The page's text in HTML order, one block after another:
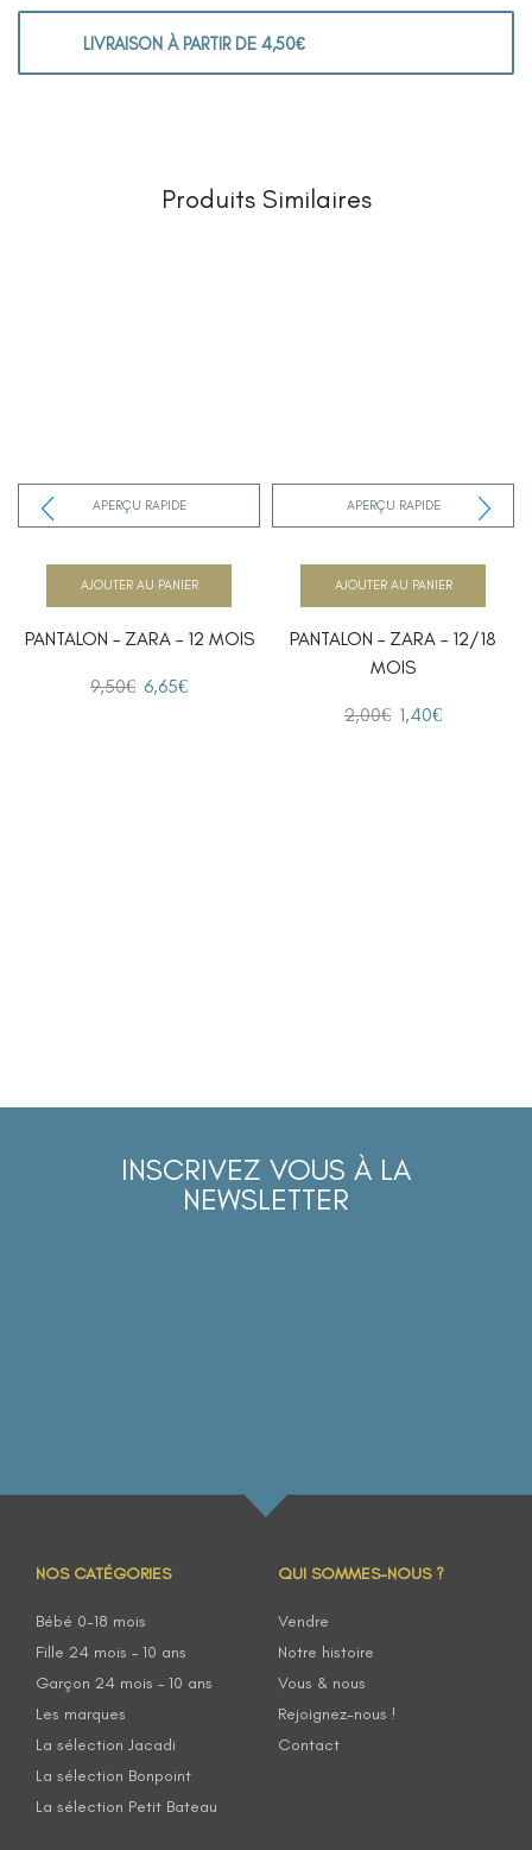
LIVRAISON À PARTIR DE 4,50€
Produits Similaires
APERÇU RAPIDE
PANTALON – ZARA – 12 MOIS
9,50€ 6,65€
AJOUTER AU PANIER
APERÇU RAPIDE
PANTALON – ZARA – 12/18
MOIS
2,00€ 1,40€
AJOUTER AU PANIER
INSCRIVEZ VOUS À LA
NEWSLETTER
NOS CATÉGORIES
Bébé 0-18 mois
Fille 24 mois – 10 ans
Garçon 24 mois – 10 ans
Les marques
La sélection Jacadi
La sélection Bonpoint
La sélection Petit Bateau
QUI SOMMES-NOUS ?
Vendre
Notre histoire
Vous & nous
Rejoignez-nous !
Contact